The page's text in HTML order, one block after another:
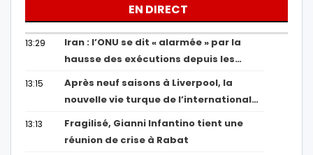
EN DIRECT
13:29
Iran : l’ONU se dit « alarmée » par la
hausse des exécutions depuis les…
13:15
Après neuf saisons à Liverpool, la
nouvelle vie turque de l’international…
13:13
Fragilisé, Gianni Infantino tient une
réunion de crise à Rabat